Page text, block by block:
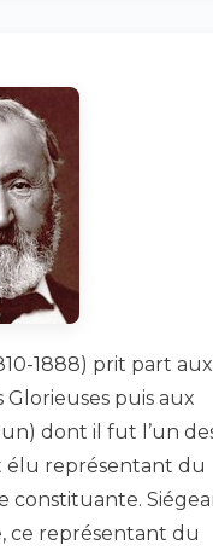
1888) prit part aux
puis aux
dont il fut l’un
élu représentant du
constituante.
ce représentant du